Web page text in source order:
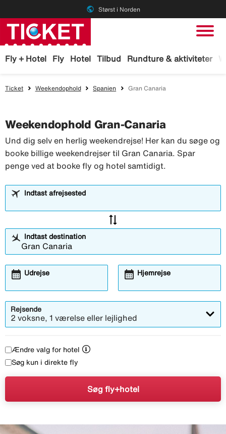
public Størst i Norden
Fly + Hotel Fly Hotel Tilbud Rundture & aktiviteter
Ticket Weekendophold Spanien Gran Canaria
Weekendophold Gran-Canaria
Und dig selv en herlig weekendrejse! Her kan du søge og
booke billige weekendrejser til Gran Canaria. Spar
penge ved at booke fly og hotel samtidigt.
Indtast afrejsested
sync_alt
Indtast destination
Udrejse
calendar_month Hjemrejse
calendar_month
Rejsende
2 voksne, 1 værelse eller lejlighed
Ændre valg for hotel
Søg kun i direkte fly
Søg fly+hotel